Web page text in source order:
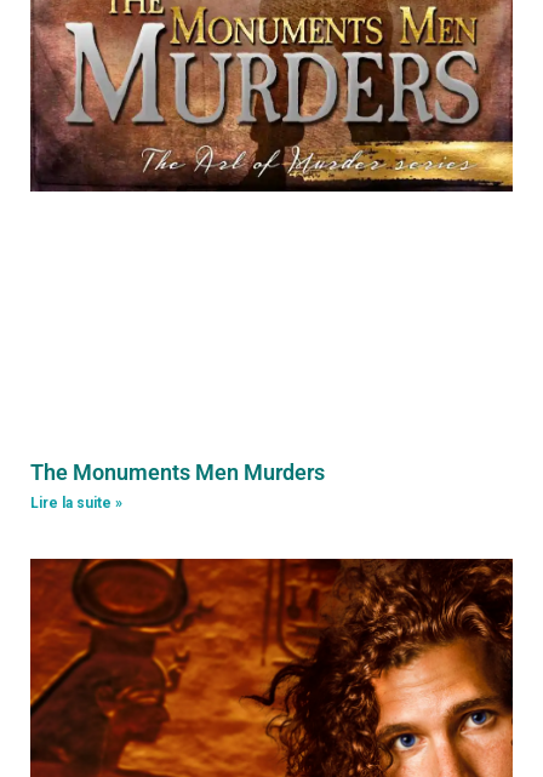
The Monuments Men Murders
Lire la suite »